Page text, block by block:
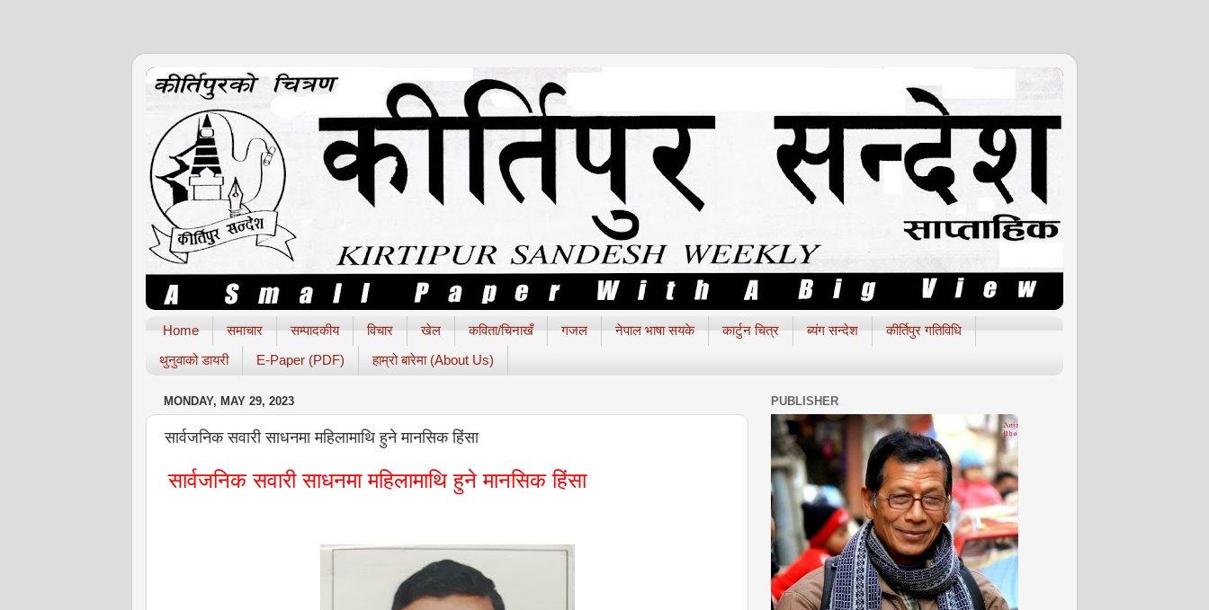
Home समाचार सम्पादकीय विचार खेल कविता/चिनाखँ गजल नेपाल भाषा सयके कार्टुन चित्र ब्यंग सन्देश
कीर्तिपुर गतिविधि
थुनुवाको डायरी
E-Paper (PDF) हाम्रो बारेमा (About Us)
MONDAY, MAY 29, 2023
सार्वजनिक सवारी साधनमा महिलामाथि हुने मानसिक हिंसा
सार्वजनिक सवारी साधनमा महिलामाथि हुने मानसिक हिंसा
PUBLISHER